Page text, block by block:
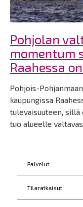
Kohderyhmät
Palvelut
Tilaratkaisut
Pohjolan
momentum
Raahessa
Pohjois-
kaupungissa
tulevaisuuteen,
tuo alueelle